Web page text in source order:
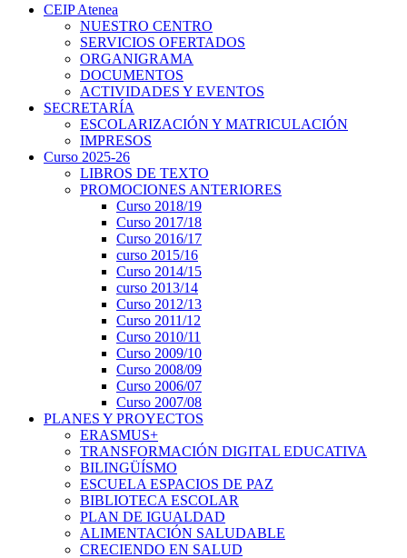
CEIP Atenea
NUESTRO CENTRO
SERVICIOS OFERTADOS
ORGANIGRAMA
DOCUMENTOS
ACTIVIDADES Y EVENTOS
SECRETARÍA
ESCOLARIZACIÓN Y MATRICULACIÓN
IMPRESOS
Curso 2025-26
LIBROS DE TEXTO
PROMOCIONES ANTERIORES
Curso 2018/19
Curso 2017/18
Curso 2016/17
curso 2015/16
Curso 2014/15
curso 2013/14
Curso 2012/13
Curso 2011/12
Curso 2010/11
Curso 2009/10
Curso 2008/09
Curso 2006/07
Curso 2007/08
PLANES Y PROYECTOS
ERASMUS+
TRANSFORMACIÓN DIGITAL EDUCATIVA
BILINGÜÍSMO
ESCUELA ESPACIOS DE PAZ
BIBLIOTECA ESCOLAR
PLAN DE IGUALDAD
ALIMENTACIÓN SALUDABLE
CRECIENDO EN SALUD